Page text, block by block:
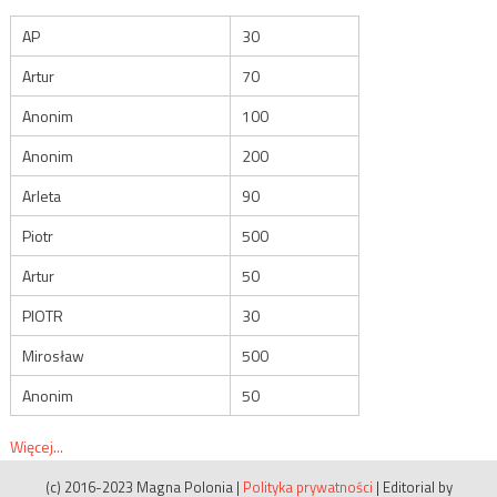
AP
30
Artur
70
Anonim
100
Anonim
200
Arleta
90
Piotr
500
Artur
50
PIOTR
30
Mirosław
500
Anonim
50
Więcej...
(c) 2016-2023 Magna Polonia | Polityka prywatności | Editorial by